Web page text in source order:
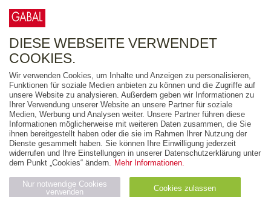
FREITEXT
AUSGABEART
AUS DER REIHE
ZUM THEMA
Neuerscheinung
Bestseller
DIESE WEBSEITE VERWENDET
COOKIES.
Wir verwenden Cookies, um Inhalte und Anzeigen zu personalisieren,
Funktionen für soziale Medien anbieten zu können und die Zugriffe auf
unsere Website zu analysieren. Außerdem geben wir Informationen zu
Ihrer Verwendung unserer Website an unsere Partner für soziale
Medien, Werbung und Analysen weiter. Unsere Partner führen diese
Informationen möglicherweise mit weiteren Daten zusammen, die Sie
ihnen bereitgestellt haben oder die sie im Rahmen Ihrer Nutzung der
Dienste gesammelt haben. Sie können Ihre Einwilligung jederzeit
widerrufen und Ihre Einstellungen in unserer Datenschutzerklärung unter
dem Punkt „Cookies“ ändern. Mehr Informationen.
Nur notwendige Cookies
verwenden
Cookies zulassen